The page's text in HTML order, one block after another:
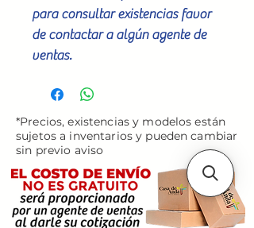
para consultar existencias favor
de contactar a algún agente de
ventas.
*Precios, existencias y modelos están
sujetos a inventarios y pueden cambiar
sin previo aviso